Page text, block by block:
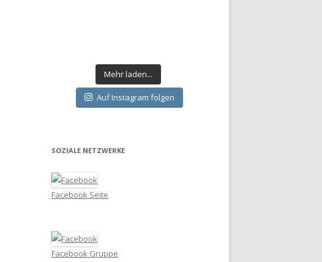
Mehr laden...
Auf Instagram folgen
SOZIALE NETZWERKE
Facebook Seite
Facebook Gruppe